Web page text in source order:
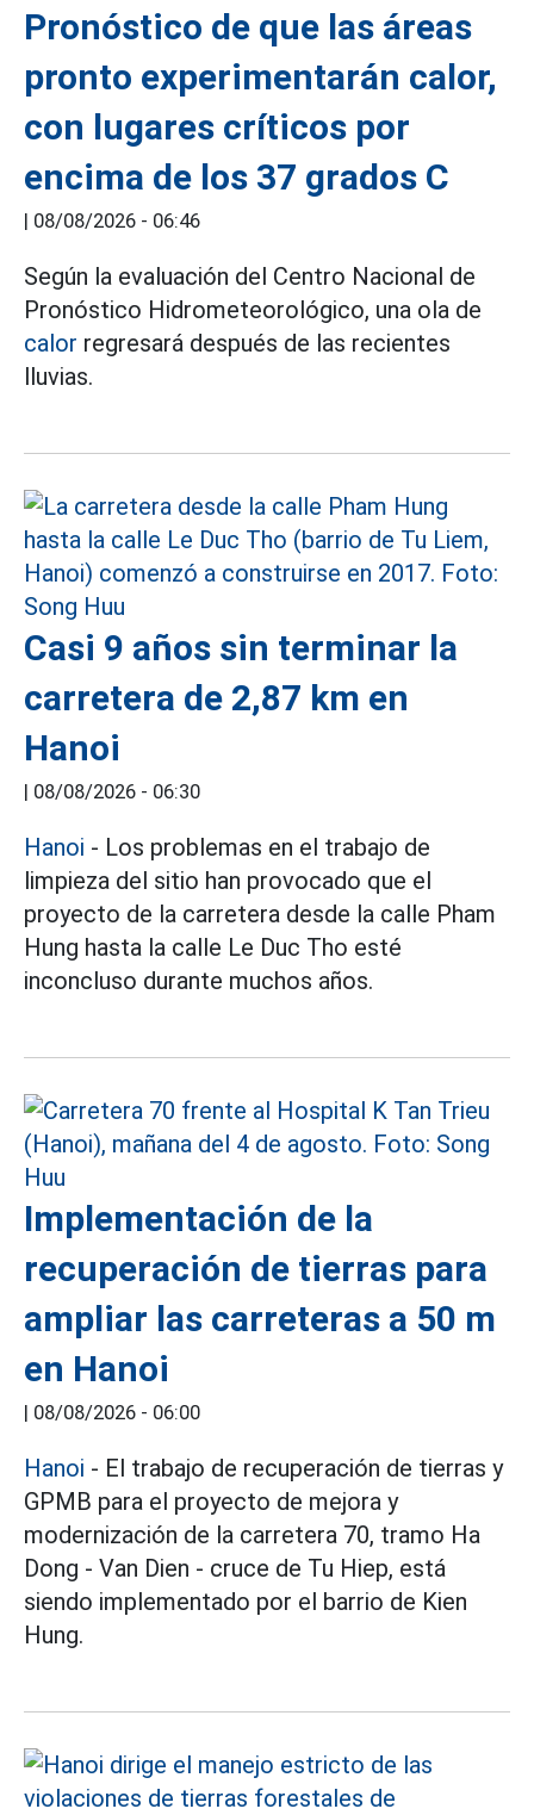
Pronóstico de que las áreas
pronto experimentarán calor,
con lugares críticos por
encima de los 37 grados C
| 08/08/2026 - 06:46
Según la evaluación del Centro Nacional de
Pronóstico Hidrometeorológico, una ola de
calor regresará después de las recientes
lluvias.
Casi 9 años sin terminar la
carretera de 2,87 km en
Hanoi
| 08/08/2026 - 06:30
Hanoi - Los problemas en el trabajo de
limpieza del sitio han provocado que el
proyecto de la carretera desde la calle Pham
Hung hasta la calle Le Duc Tho esté
inconcluso durante muchos años.
Implementación de la
recuperación de tierras para
ampliar las carreteras a 50 m
en Hanoi
| 08/08/2026 - 06:00
Hanoi - El trabajo de recuperación de tierras y
GPMB para el proyecto de mejora y
modernización de la carretera 70, tramo Ha
Dong - Van Dien - cruce de Tu Hiep, está
siendo implementado por el barrio de Kien
Hung.